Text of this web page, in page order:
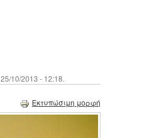
10/2013 - 12:18.
Εκτυπώσιμη μορφή